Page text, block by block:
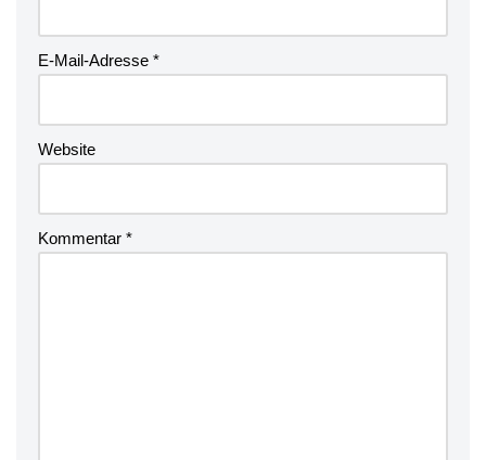
E-Mail-Adresse *
Website
Kommentar *